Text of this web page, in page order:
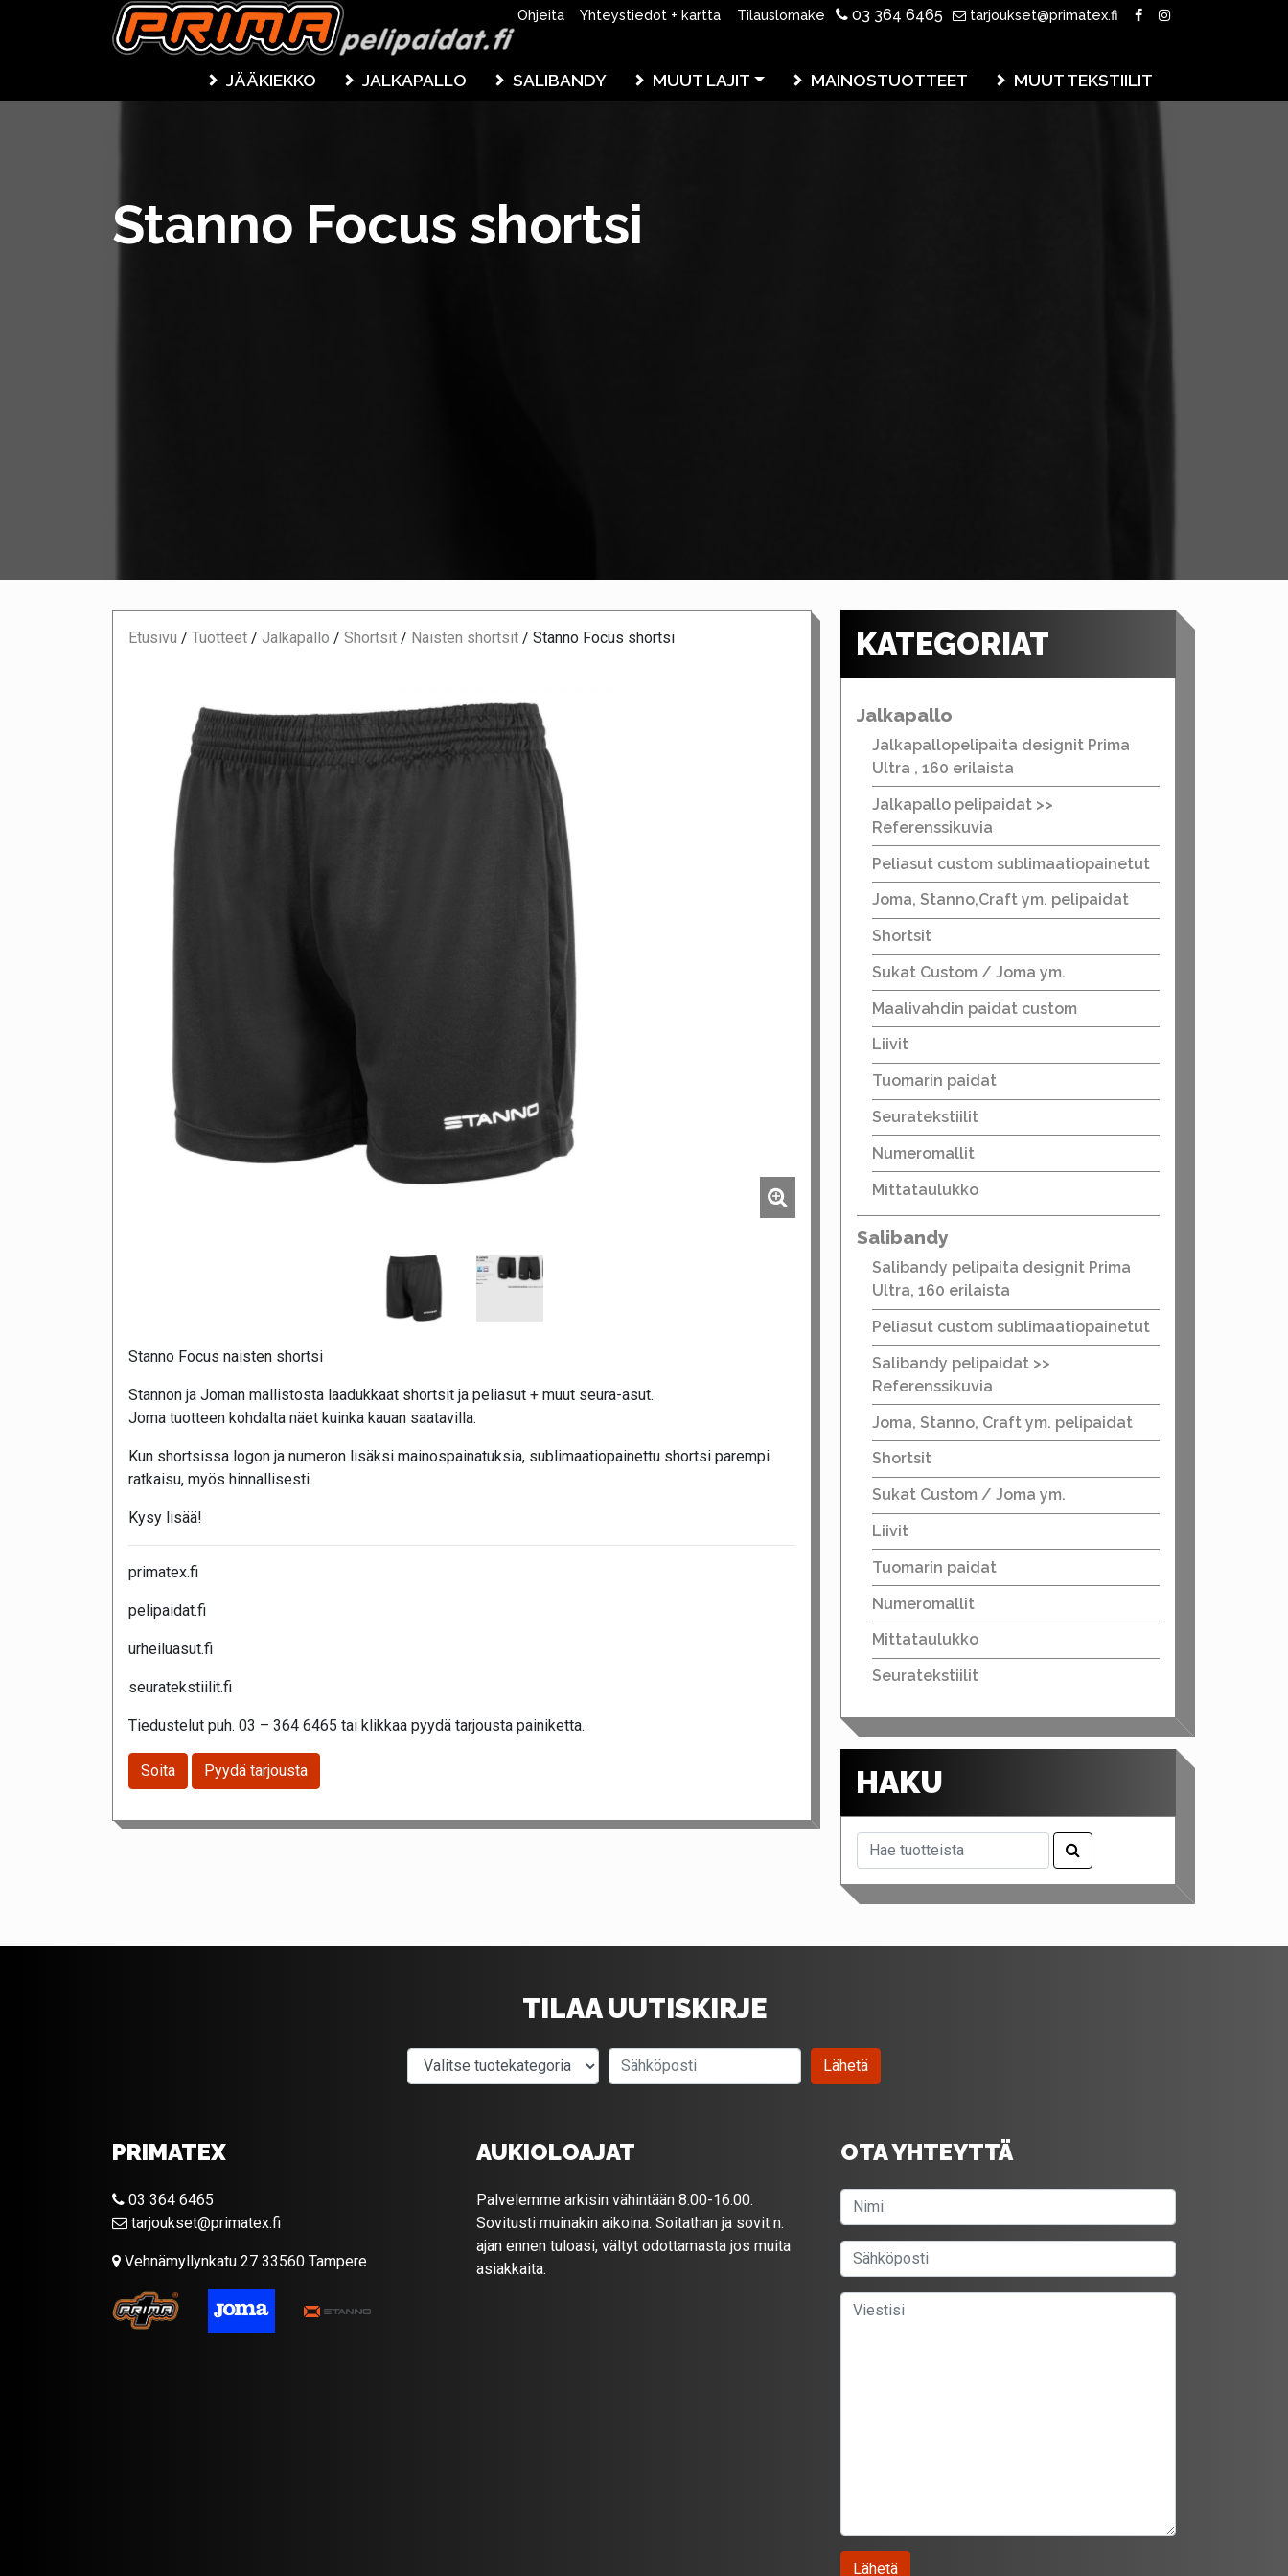
Ohjeita Yhteystiedot + kartta Tilauslomake 03 364 6465 tarjoukset@primatex.fi
JÄÄKIEKKO JALKAPALLO SALIBANDY MUUT LAJIT MAINOSTUOTTEET MUUT TEKSTIILIT
Stanno Focus shortsi
Etusivu / Tuotteet / Jalkapallo / Shortsit / Naisten shortsit / Stanno Focus shortsi
Stanno Focus naisten shortsi
Stannon ja Joman mallistosta laadukkaat shortsit ja peliasut + muut seura-asut.
Joma tuotteen kohdalta näet kuinka kauan saatavilla.
Kun shortsissa logon ja numeron lisäksi mainospainatuksia, sublimaatiopainettu shortsi parempi
ratkaisu, myös hinnallisesti.
Kysy lisää!
primatex.fi
pelipaidat.fi
urheiluasut.fi
seuratekstiilit.fi
Tiedustelut puh. 03 – 364 6465 tai klikkaa pyydä tarjousta painiketta.
Soita Pyydä tarjousta
KATEGORIAT
Jalkapallo
Jalkapallopelipaita designit Prima
Ultra , 160 erilaista
Jalkapallo pelipaidat >>
Referenssikuvia
Peliasut custom sublimaatiopainetut
Joma, Stanno,Craft ym. pelipaidat
Shortsit
Sukat Custom / Joma ym.
Maalivahdin paidat custom
Liivit
Tuomarin paidat
Seuratekstiilit
Numeromallit
Mittataulukko
Salibandy
Salibandy pelipaita designit Prima
Ultra, 160 erilaista
Peliasut custom sublimaatiopainetut
Salibandy pelipaidat >>
Referenssikuvia
Joma, Stanno, Craft ym. pelipaidat
Shortsit
Sukat Custom / Joma ym.
Liivit
Tuomarin paidat
Numeromallit
Mittataulukko
Seuratekstiilit
HAKU
TILAA UUTISKIRJE
Valitse tuotekategoria Lähetä
PRIMATEX
03 364 6465
tarjoukset@primatex.fi
Vehnämyllynkatu 27 33560 Tampere
AUKIOLOAJAT
Palvelemme arkisin vähintään 8.00-16.00.
Sovitusti muinakin aikoina. Soitathan ja sovit n.
ajan ennen tuloasi, vältyt odottamasta jos muita
asiakkaita.
OTA YHTEYTTÄ